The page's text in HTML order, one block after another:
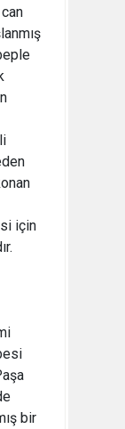
için
bir